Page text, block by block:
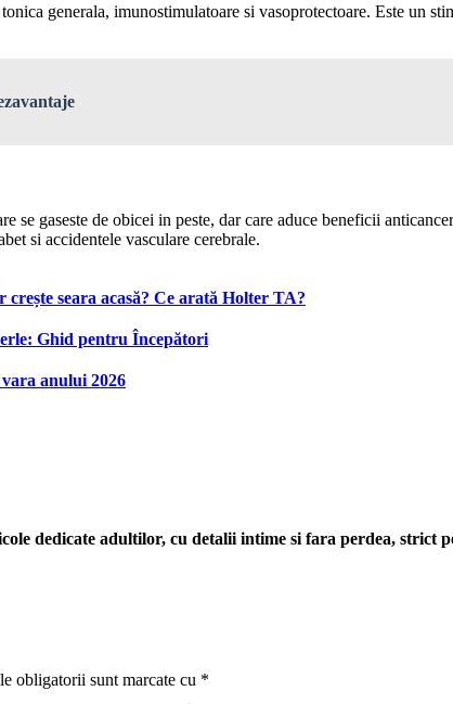
generala, imunostimulatoare si vasoprotectoare. Este
se gaseste de obicei in peste, dar care aduce beneficii
si accidentele vasculare cerebrale.
seara acasă? Ce arată Holter TA?
Ghid pentru Începători
anului 2026
dedicate adultilor, cu detalii intime si fara perdea, strict
obligatorii sunt marcate cu *